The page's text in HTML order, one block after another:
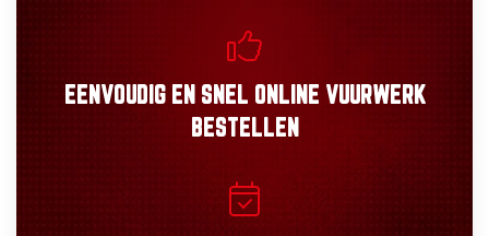
EENVOUDIGEN SNEL ONLINE VUURWERK
BESTELLEN